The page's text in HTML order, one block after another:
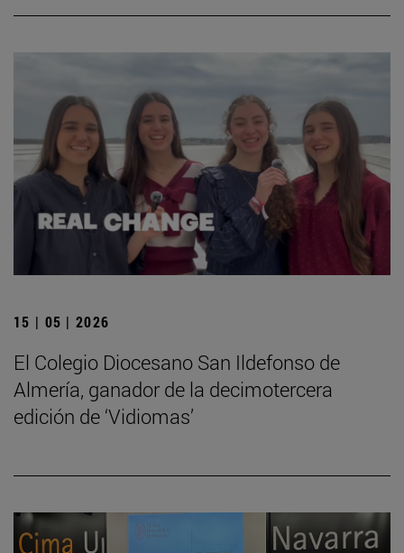
15 | 05 | 2026
El Colegio Diocesano San Ildefonso de
Almería, ganador de la decimotercera
edición de ‘Vidiomas’